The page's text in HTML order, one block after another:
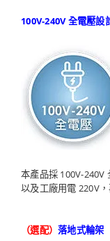
100V-240V 全電壓設
本產品採 100V-240V
以及工廠用電 220V
（選配）落地式輪架